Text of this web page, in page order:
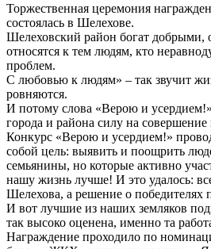
Торжественная церемония
состоялась в Шелехове.
Шелеховский район богат добрыми,
относятся к тем людям, кто
проблем.
С любовью к людям» – так звучит
ровняются.
И потому слова «Верою и
города и района силу на
Конкурс «Верою и усердием!»
собой цель: выявить и поощрить
семьянины, но которые активно
нашу жизнь лучше! И это удалось:
Шелехова, а решение о
И вот лучшие из наших земляков
так высоко оценена, именно та
Награждение проходило по